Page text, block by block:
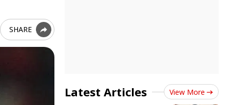
SHARE
Latest Articles View More